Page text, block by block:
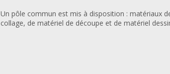
Un pôle commun est mis à disposition : matériaux
collage, de matériel de découpe et de matériel